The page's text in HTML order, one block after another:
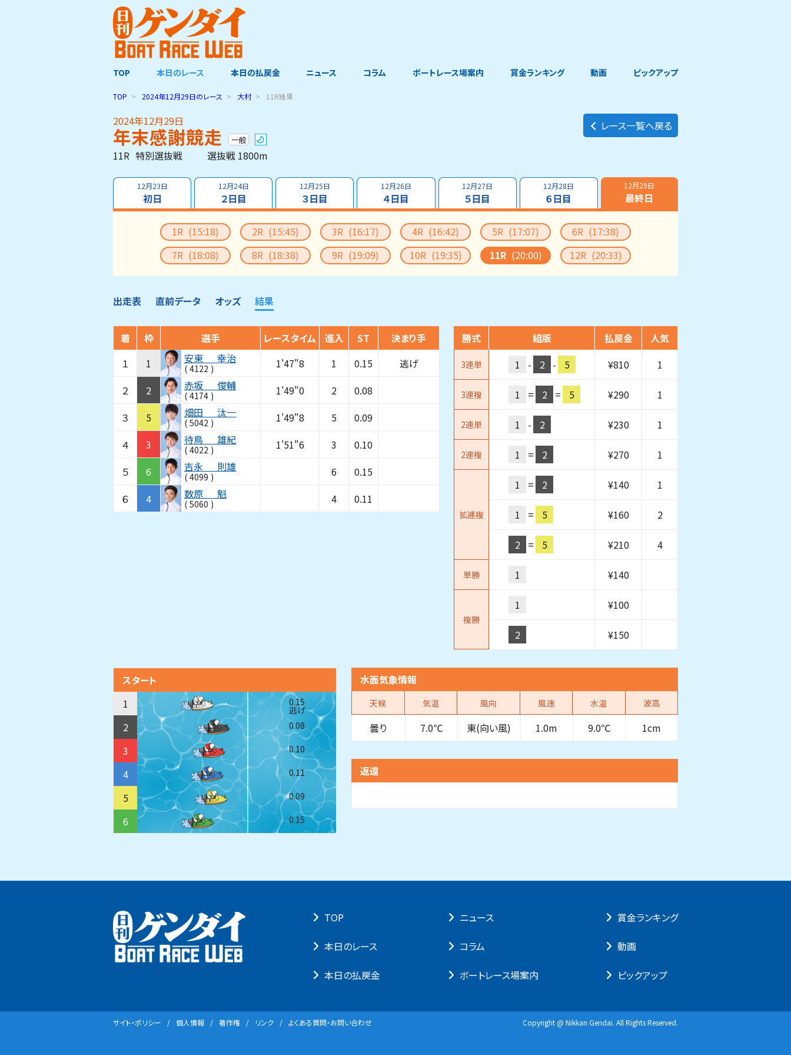
TOP 本日のレース 本日の払戻金 ニュース コラム ボートレース場案内 賞金ランキング 動画 ピックアップ
TOP 2024年12月29日のレース 大村 11R結果
2024年12月29日
年末感謝競走 一般
11R 特別選抜戦 選抜戦 1800m
レース一覧へ戻る
12月23日
初日
12月24日
２日目
12月25日
３日目
12月26日
４日目
12月27日
５日目
12月28日
６日目
12月29日
最終日
1R (15:18) 2R (15:45) 3R (16:17) 4R (16:42) 5R (17:07) 6R (17:38)
7R (18:08) 8R (18:38) 9R (19:09) 10R (19:35) 11R (20:00) 12R (20:33)
出走表 直前データ オッズ 結果
着 枠 選手 レースタイム 進入 ST
決まり手
１
1 安東 幸治
( 4122 ) 1'47"8 1 0.15
逃げ
２
2 赤坂 俊輔
( 4174 ) 1'49"0 2
0.08
３
5 畑田 汰一
( 5042 ) 1'49"8 5
0.09
４
3 待鳥 雄紀
( 4022 ) 1'51"6 3
0.10
５
6 吉永 則雄
( 4099 ) 6
0.15
６
4 数原 魁
( 5060 ) 4 0.11
勝式 組版 払戻金 人気
3連単 1 - 2 - 5 ¥810 1
3連複 1 = 2 = 5 ¥290 1
2連単 1 - 2 ¥230 1
2連複 1 = 2 ¥270 1
拡連複
1 = 2 ¥140 1
1 = 5 ¥160 2
2 = 5 ¥210 4
単勝 1 ¥140
複勝
1 ¥100
2 ¥150
スタート
1
0.15
逃げ
2 0.08
3 0.10
4 0.11
5 0.09
6 0.15
水面気象情報
天候
曇り
気温
7.0℃
風向
東(向い風)
風速
1.0m
水温
9.0℃
波高
1cm
返還
TOP
本⽇のレース
本⽇の払戻⾦
ニュース
コラム
ボートレース場案内
賞⾦ランキング
動画
ピックアップ
サイト・ポリシー 個⼈情報 著作権 リンク よくある質問・お問い合わせ Copyright @ Nikkan Gendai. All Rights Reserved.